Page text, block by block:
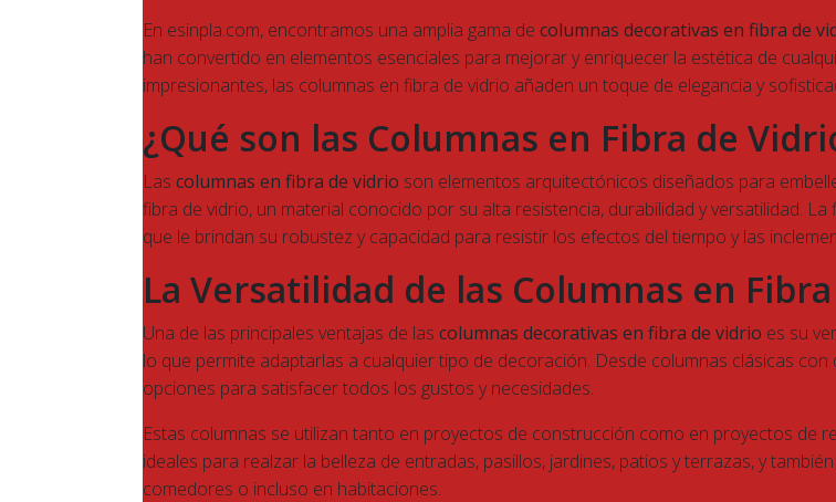
En esinpla.com, encontramos una amplia gama de columnas decorativas en fibra de
han convertido en elementos esenciales para mejorar y enriquecer la estética de
impresionantes, las columnas en fibra de vidrio añaden un toque de elegancia y
¿Qué son las Columnas en Fibra de
Las columnas en fibra de vidrio son elementos arquitectónicos diseñados para
fibra de vidrio, un material conocido por su alta resistencia, durabilidad y versatilidad.
que le brindan su robustez y capacidad para resistir los efectos del tiempo y las
La Versatilidad de las Columnas en
Una de las principales ventajas de las columnas decorativas en fibra de vidrio es su
lo que permite adaptarlas a cualquier tipo de decoración. Desde columnas clásicas
opciones para satisfacer todos los gustos y necesidades.
Estas columnas se utilizan tanto en proyectos de construcción como en proyectos de
ideales para realzar la belleza de entradas, pasillos, jardines, patios y terrazas, y
comedores o incluso en habitaciones.